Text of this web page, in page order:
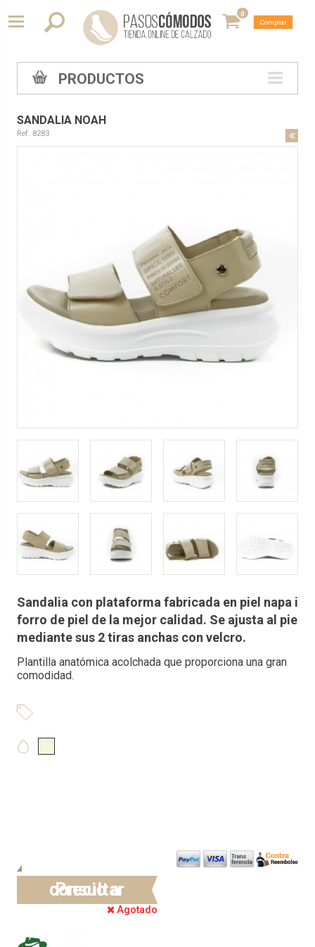
0
Comprar
PRODUCTOS
SANDALIA NOAH
Ref. 8283
Sandalia con plataforma fabricada en piel napa i
forro de piel de la mejor calidad. Se ajusta al pie
mediante sus 2 tiras anchas con velcro.
Plantilla anatómica acolchada que proporciona una gran
comodidad.
Precio a consultar
Agotado